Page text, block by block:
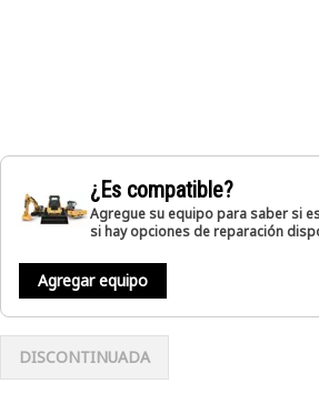
¿Es compatible?
Agregue su equipo para saber si
si hay opciones de reparación
Agregar equipo
DISCONTINUADA